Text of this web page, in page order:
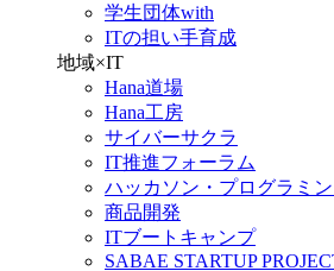
学生団体with
ITの担い手育成
地域×IT
Hana道場
Hana工房
サイバーサクラ
IT推進フォーラム
ハッカソン・プログラミ
商品開発
ITブートキャンプ
SABAE STARTUP